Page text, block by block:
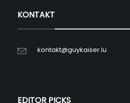
KONTAKT
kontakt@guykaiser.lu
EDITOR PICKS